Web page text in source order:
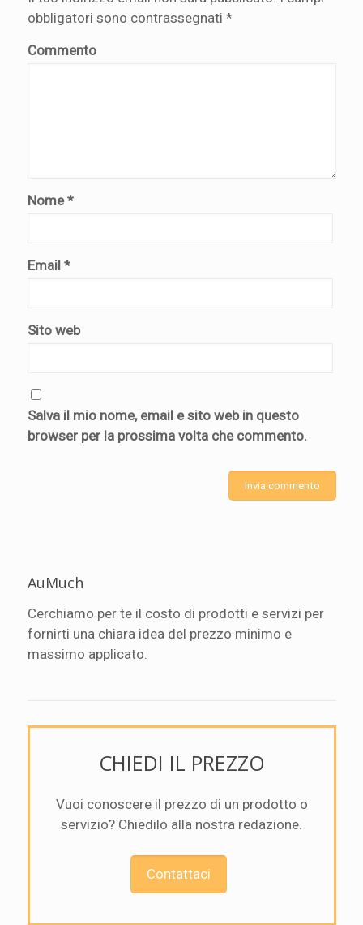
obbligatori sono contrassegnati *
Commento
Nome*
Email *
Sito web
Salva il mio nome, email e sito web in questo
browser per la prossima volta che commento.
AuMuch
Cerchiamo per te il costo di prodotti e servizi per
fornirti una chiara idea del prezzo minimo e
massimo applicato.
CHIEDI IL PREZZO
Vuoi conoscere il prezzo di un prodotto o
servizio? Chiedilo alla nostra redazione.
Contattaci